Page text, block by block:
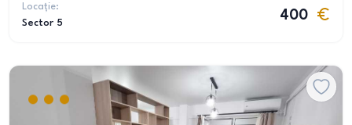
Locație:
Sector 5
400